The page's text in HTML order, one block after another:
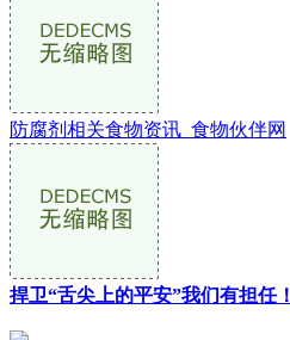
防腐剂相关食物资讯_食物伙伴网
捍卫“舌尖上的平安”我们有担任！